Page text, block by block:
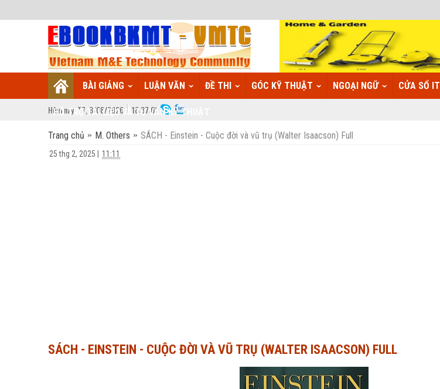
BÀI GIẢNG LUẬN VĂN ĐỀ THI GÓC KỸ THUẬT NGOẠI NGỮ CỬA SỔ IT
HỖ TRỢ TÀI LIỆU VÀ TƯ VẤN KỸ THUẬT
Hôm nay: T7, 8/08/2026 18:37:02
Trang chủ M. Others SÁCH - Einstein - Cuộc đời và vũ trụ (Walter Isaacson) Full
25 thg 2, 2025 11:11
SÁCH - EINSTEIN - CUỘC ĐỜI VÀ VŨ TRỤ (WALTER ISAACSON) FULL